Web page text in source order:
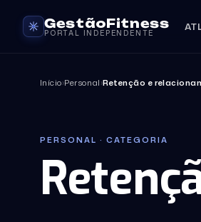
GestãoFitness
PORTAL INDEPENDENTE
Início›Personal›Retenção e
PERSONAL · CATEGORIA